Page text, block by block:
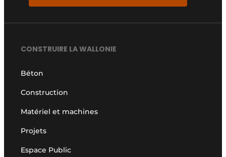
CONSTRUIRE LA WALLONIE
Béton
Construction
Matériel et machines
Projets
Espace Public